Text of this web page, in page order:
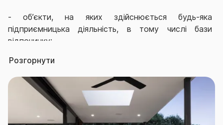
- об’єкти, на яких здійснюється будь-яка
підприємницька діяльність, в тому числі бази
відпочинку;
-будівлі, стіни яких виготовлені з дерева або з
дерева у поєднанні з іншими матеріалами, та
рухоме майно в них;
будинки і споруди в аварійному стані, а також
Розгорнути